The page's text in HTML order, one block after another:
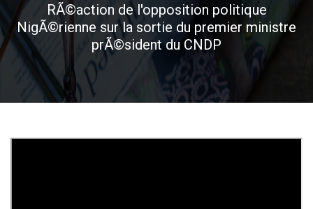
RÃ©action de l'opposition politique
NigÃ©rienne sur la sortie du premier ministre
prÃ©sident du CNDP